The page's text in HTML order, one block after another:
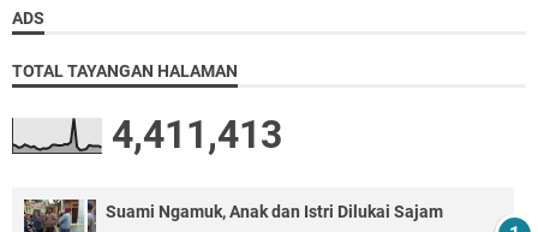
ADS
TOTAL TAYANGAN HALAMAN
4,411,413
Suami Ngamuk, Anak dan Istri Dilukai Sajam